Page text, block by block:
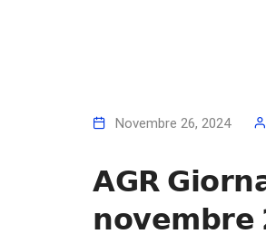
Novembre 26, 2024
𝗔𝗚𝗥
𝗻𝗼𝘃𝗲𝗺𝗯𝗿𝗲